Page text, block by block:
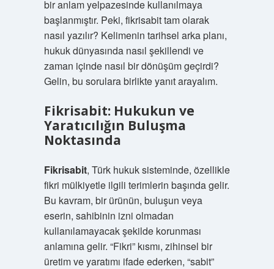
bir anlam yelpazesinde kullanılmaya
başlanmıştır. Peki, fikrisabit tam olarak
nasıl yazılır? Kelimenin tarihsel arka planı,
hukuk dünyasında nasıl şekillendi ve
zaman içinde nasıl bir dönüşüm geçirdi?
Gelin, bu sorulara birlikte yanıt arayalım.
Fikrisabit: Hukukun ve
Yaratıcılığın Buluşma
Noktasında
Fikrisabit, Türk hukuk sisteminde, özellikle
fikri mülkiyetle ilgili terimlerin başında gelir.
Bu kavram, bir ürünün, buluşun veya
eserin, sahibinin izni olmadan
kullanılamayacak şekilde korunması
anlamına gelir. “Fikri” kısmı, zihinsel bir
üretim ve yaratımı ifade ederken, “sabit”